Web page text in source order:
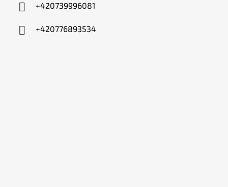
+420739996081
+420776893534